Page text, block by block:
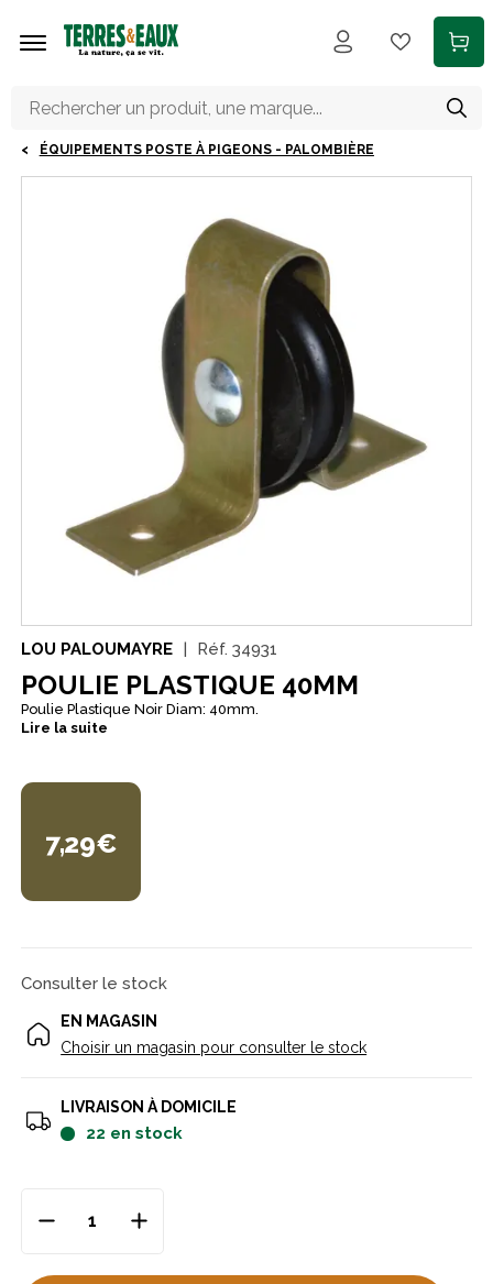
ÉQUIPEMENTS POSTE À PIGEONS - PALOMBIÈRE
LOU PALOUMAYRE Réf. 34931
POULIE PLASTIQUE 40MM
Poulie Plastique Noir Diam: 40mm.
Lire la suite
7,29€
Consulter le stock
EN MAGASIN
Choisir un magasin pour consulter le stock
LIVRAISON À DOMICILE
22 en stock